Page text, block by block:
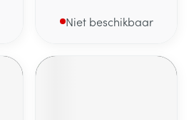
Niet beschikbaar